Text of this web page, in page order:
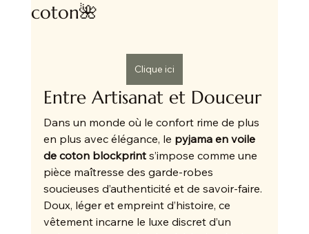
coton🌺
Clique ici
Entre Artisanat et Douceur
Dans un monde où le confort rime de plus
en plus avec élégance, le pyjama en voile
de coton blockprint s’impose comme une
pièce maîtresse des garde-robes
soucieuses d’authenticité et de savoir-faire.
Doux, léger et empreint d’histoire, ce
vêtement incarne le luxe discret d’un